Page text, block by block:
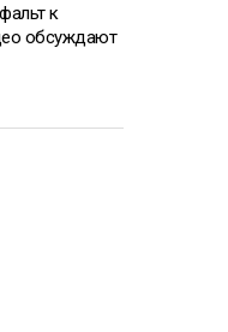
к
обсуждают